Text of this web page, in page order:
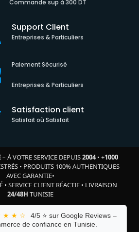
Commande sup à 300 DT
Support Client
Entreprises & Particuliers
Paiement Sécurisé
Entreprises & Particuliers
Satisfaction client
Satisfait où Satisfait
– À VOTRE SERVICE DEPUIS2004• +1000
• PRODUITS 100% AUTHENTIQUES
AVEC GARANTIE•
• SERVICE CLIENT RÉACTIF • LIVRAISON
24/48H TUNISIE
★ ★ ☆
4/5 ⭐ sur Google Reviews –
de confiance en Tunisie.